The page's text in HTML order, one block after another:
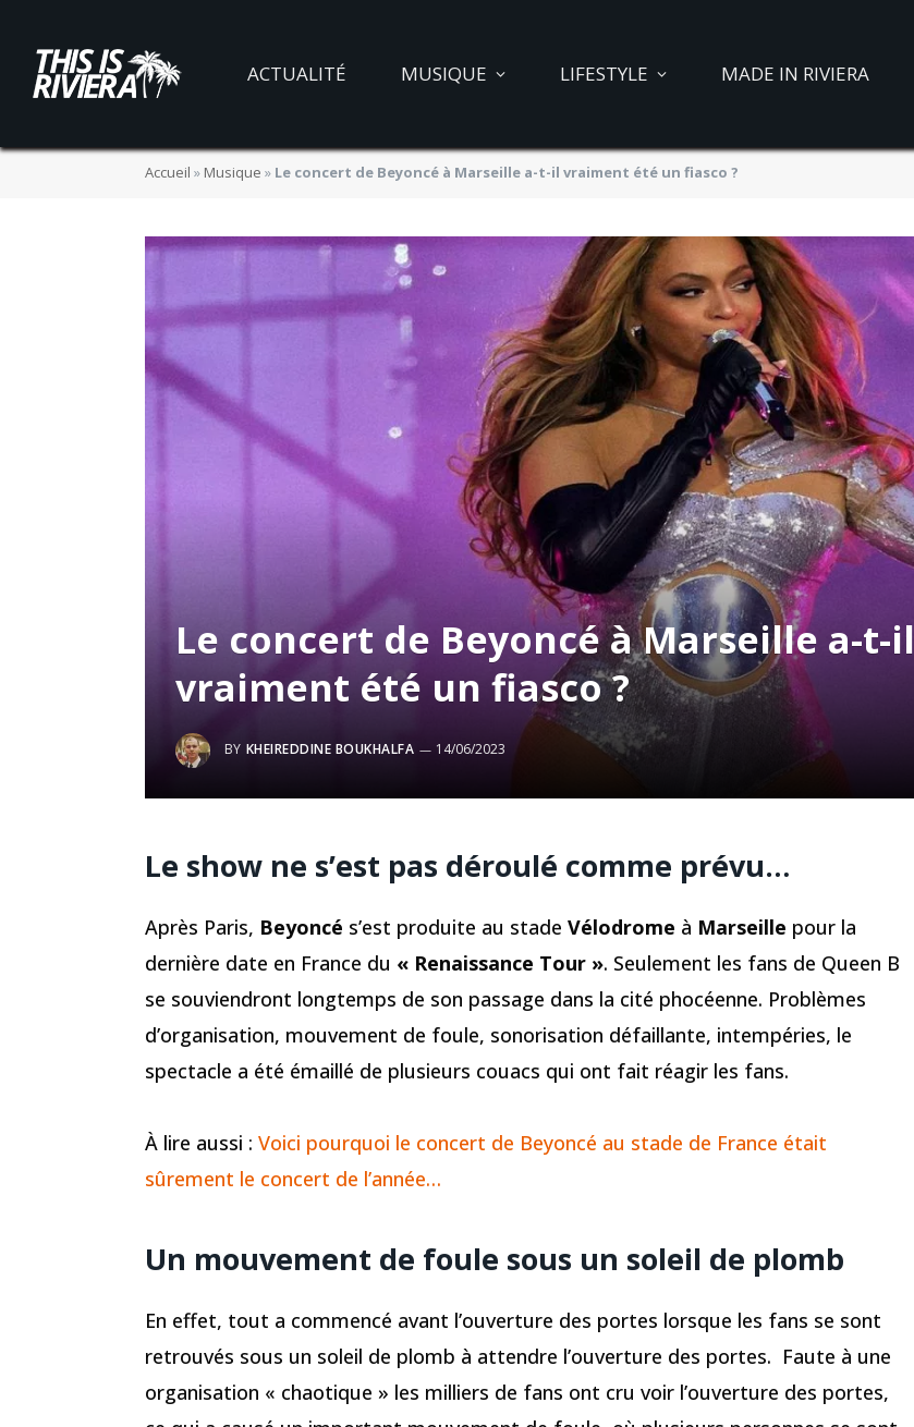
ACTUALITÉ MUSIQUE LIFESTYLE MADE IN RIVIERA
Accueil » Musique » Le concert de Beyoncé à Marseille a-t-il vraiment été un fiasco ?
Le concert de Beyoncé à Marseille a-t-il
vraiment été un fiasco ?
BY KHEIREDDINE BOUKHALFA 14/06/2023
Le show ne s’est pas déroulé comme prévu…
Après Paris, Beyoncé s’est produite au stade Vélodrome à Marseille pour la
dernière date en France du « Renaissance Tour ». Seulement les fans de Queen B
se souviendront longtemps de son passage dans la cité phocéenne. Problèmes
d’organisation, mouvement de foule, sonorisation défaillante, intempéries, le
spectacle a été émaillé de plusieurs couacs qui ont fait réagir les fans.
À lire aussi : Voici pourquoi le concert de Beyoncé au stade de France était
sûrement le concert de l’année…
Un mouvement de foule sous un soleil de plomb
En effet, tout a commencé avant l’ouverture des portes lorsque les fans se sont
retrouvés sous un soleil de plomb à attendre l’ouverture des portes. Faute à une
organisation « chaotique » les milliers de fans ont cru voir l’ouverture des portes,